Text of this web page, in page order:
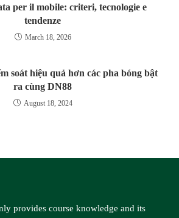
per il mobile: criteri, tecnologie e
tendenze
March 18, 2026
soát hiệu quả hơn các pha bóng bật
ra cùng DN88
August 18, 2024
provides course knowledge and its